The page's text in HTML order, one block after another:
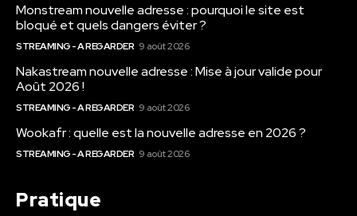
Monstream nouvelle adresse : pourquoi le site est
bloqué et quels dangers éviter ?
STREAMING - A REGARDER 9 août 2026
Nakastream nouvelle adresse : Mise à jour valide pour
Août 2026 !
STREAMING - A REGARDER 9 août 2026
Wookafr : quelle est la nouvelle adresse en 2026 ?
STREAMING - A REGARDER 9 août 2026
Pratique